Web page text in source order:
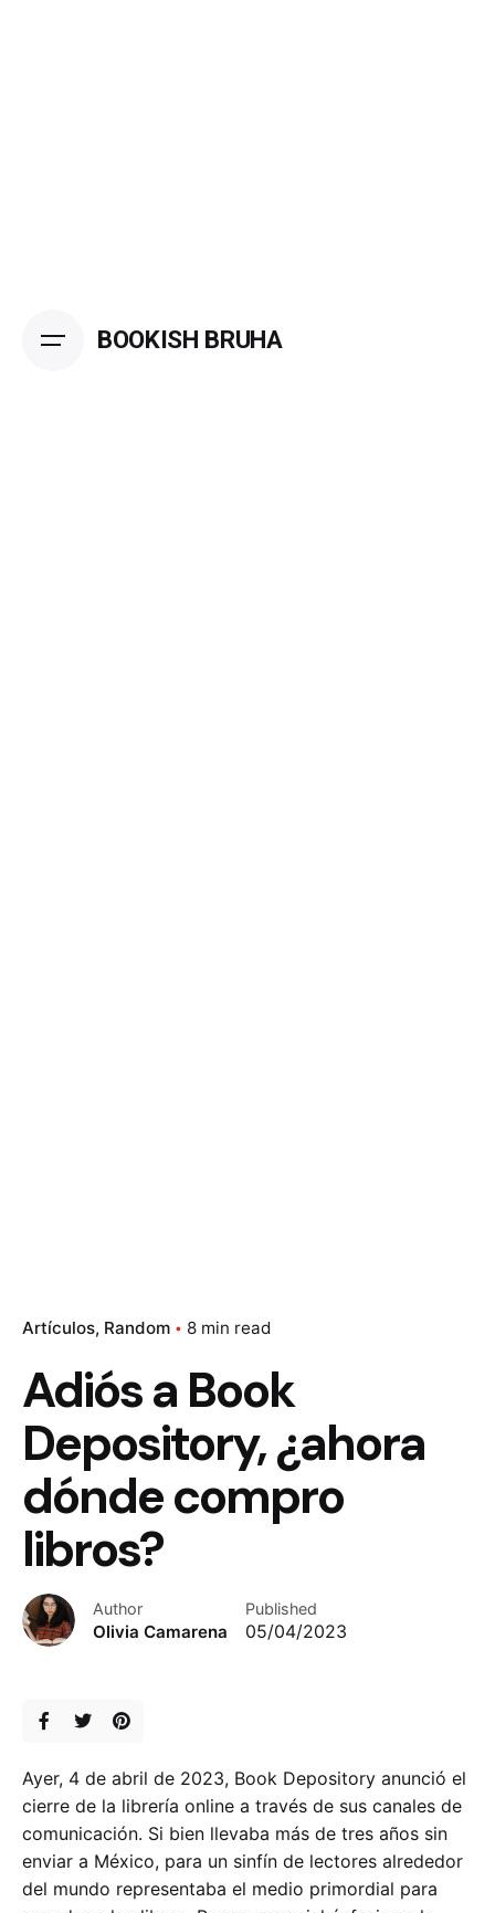
BOOKISH BRUHA
Artículos Random 8 min read
Adiós a Book
Depository, ¿ahora
dónde compro
libros?
Author
Olivia Camarena
Published
05/04/2023
Ayer, 4 de abril de 2023, Book Depository anunció el
cierre de la librería online a través de sus canales de
comunicación. Si bien llevaba más de tres años sin
enviar a México, para un sinfín de lectores alrededor
del mundo representaba el medio primordial para